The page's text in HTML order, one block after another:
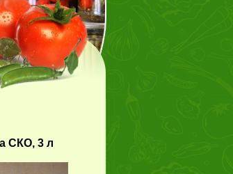
СКО, 3 л